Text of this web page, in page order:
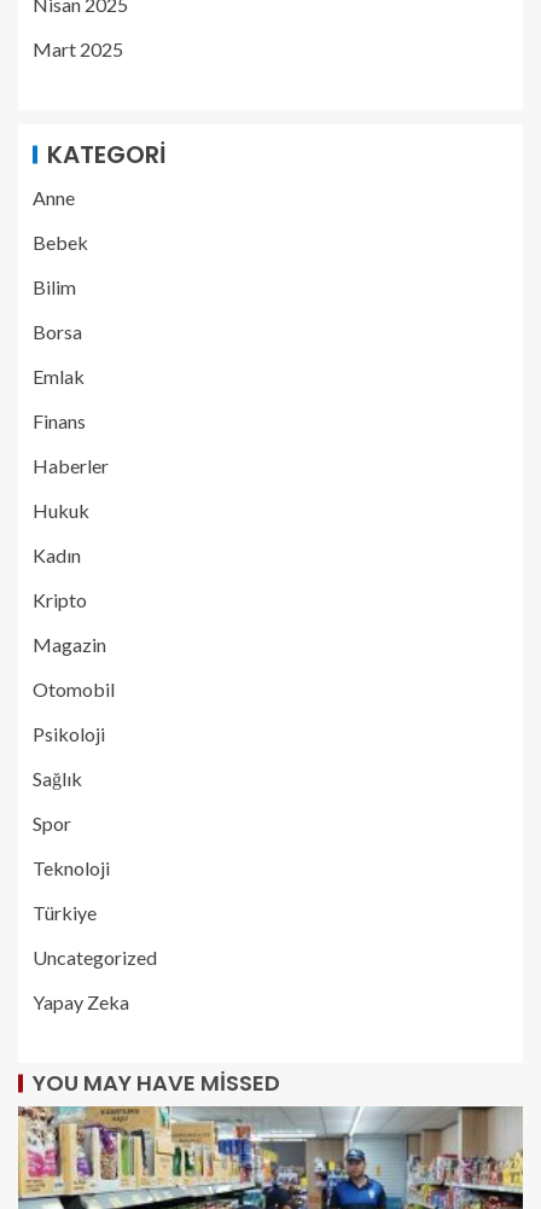
Mart 2025
KATEGORI
Anne
Bebek
Bilim
Borsa
Emlak
Finans
Haberler
Hukuk
Kadın
Kripto
Magazin
Otomobil
Psikoloji
Sağlık
Spor
Teknoloji
Türkiye
Uncategorized
Yapay Zeka
YOU MAY HAVE MISSED